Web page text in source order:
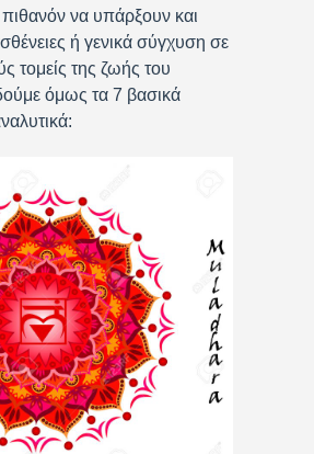
να υπάρξουν και
ή γενικά σύγχυση σε
τομείς της ζωής του
όμως τα 7 βασικά